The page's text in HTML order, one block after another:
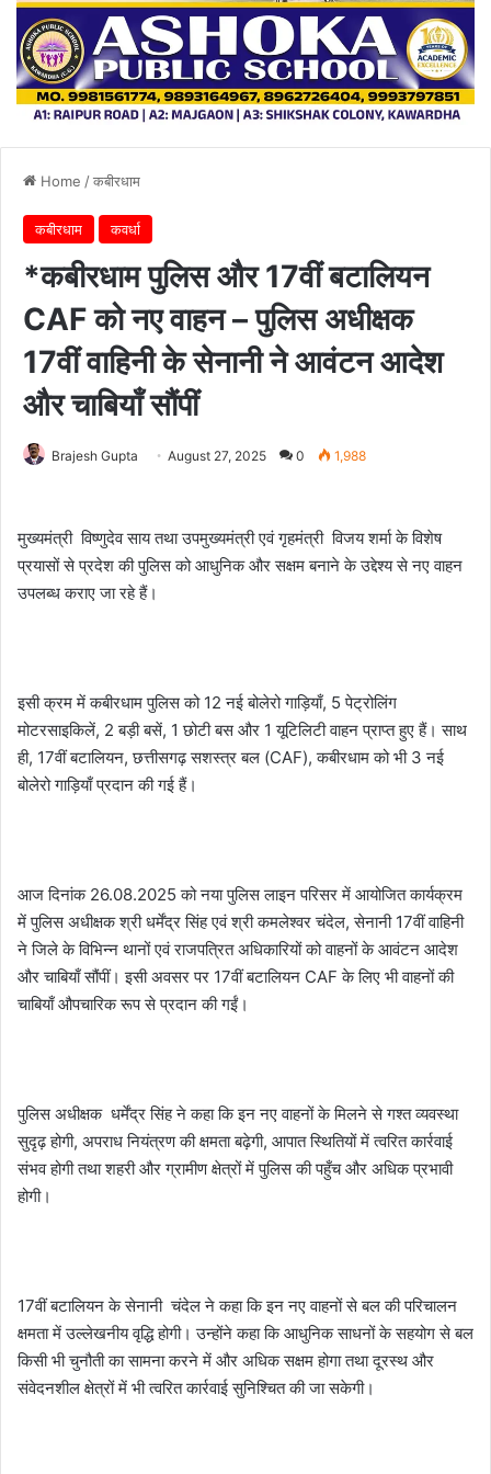
Home /कबीरधाम
कबीरधाम कवर्धा
*कबीरधाम पुलिस और 17वीं बटालियन
CAF को नए वाहन – पुलिस अधीक्षक
17वीं वाहिनी के सेनानी ने आवंटन आदेश
और चाबियाँ सौंपीं
Brajesh Gupta August 27, 2025 0 1,988
मुख्यमंत्री विष्णुदेव साय तथा उपमुख्यमंत्री एवं गृहमंत्री विजय शर्मा के विशेष
प्रयासों से प्रदेश की पुलिस को आधुनिक और सक्षम बनाने के उद्देश्य से नए वाहन
उपलब्ध कराए जा रहे हैं।
इसी क्रम में कबीरधाम पुलिस को 12 नई बोलेरो गाड़ियाँ, 5 पेट्रोलिंग
मोटरसाइकिलें, 2 बड़ी बसें, 1 छोटी बस और 1 यूटिलिटी वाहन प्राप्त हुए हैं। साथ
ही, 17वीं बटालियन, छत्तीसगढ़ सशस्त्र बल (CAF), कबीरधाम को भी 3 नई
बोलेरो गाड़ियाँ प्रदान की गई हैं।
आज दिनांक 26.08.2025 को नया पुलिस लाइन परिसर में आयोजित कार्यक्रम
में पुलिस अधीक्षक श्री धर्मेंद्र सिंह एवं श्री कमलेश्वर चंदेल, सेनानी 17वीं वाहिनी
ने जिले के विभिन्न थानों एवं राजपत्रित अधिकारियों को वाहनों के आवंटन आदेश
और चाबियाँ सौंपीं। इसी अवसर पर 17वीं बटालियन CAF के लिए भी वाहनों की
चाबियाँ औपचारिक रूप से प्रदान की गईं।
पुलिस अधीक्षक धर्मेंद्र सिंह ने कहा कि इन नए वाहनों के मिलने से गश्त व्यवस्था
सुदृढ़ होगी, अपराध नियंत्रण की क्षमता बढ़ेगी, आपात स्थितियों में त्वरित कार्रवाई
संभव होगी तथा शहरी और ग्रामीण क्षेत्रों में पुलिस की पहुँच और अधिक प्रभावी
होगी।
17वीं बटालियन के सेनानी चंदेल ने कहा कि इन नए वाहनों से बल की परिचालन
क्षमता में उल्लेखनीय वृद्धि होगी। उन्होंने कहा कि आधुनिक साधनों के सहयोग से बल
किसी भी चुनौती का सामना करने में और अधिक सक्षम होगा तथा दूरस्थ और
संवेदनशील क्षेत्रों में भी त्वरित कार्रवाई सुनिश्चित की जा सकेगी।